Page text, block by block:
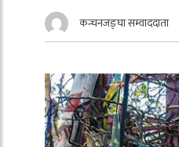
कन्चनजङ्घा सम्वाददाता